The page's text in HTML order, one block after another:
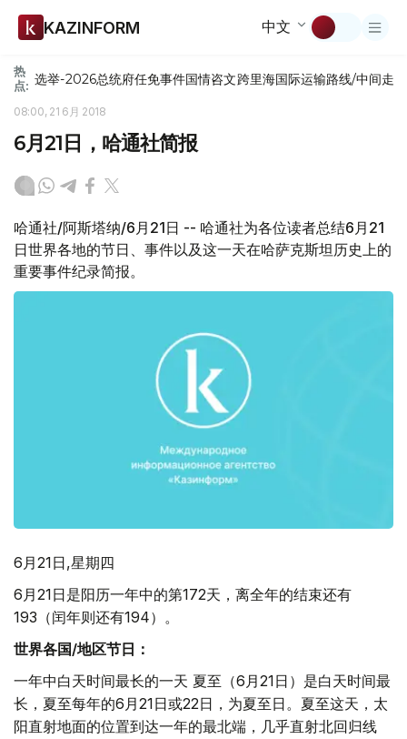
KAZINFORM 中文
热
点: 选举-2026总统府任免事件国情咨文跨里海国际运输路线/中间走廊
08:00, 21 6月 2018
6月21日，哈通社简报
哈通社/阿斯塔纳/6月21日 -- 哈通社为各位读者总结6月21
日世界各地的节日、事件以及这一天在哈萨克斯坦历史上的
重要事件纪录简报。
6月21日,星期四
6月21日是阳历一年中的第172天，离全年的结束还有
193（闰年则还有194）。
世界各国/地区节日：
一年中白天时间最长的一天 夏至（6月21日）是白天时间最
长，夏至每年的6月21日或22日，为夏至日。夏至这天，太
阳直射地面的位置到达一年的最北端，几乎直射北回归线